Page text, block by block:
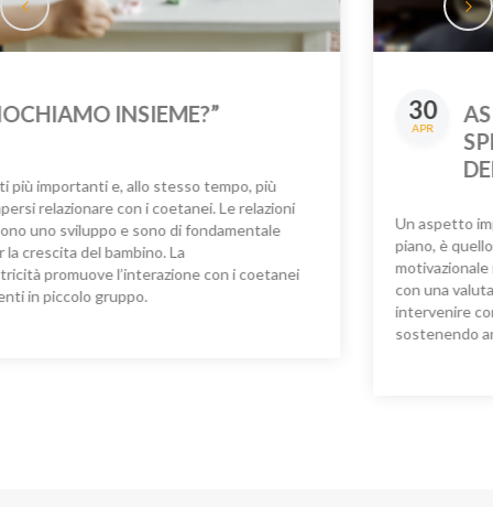
30
ASPETTI EMOTIVI E DISTURBI
Un aspetto importante, anche se talvolta messo in
piano, è quello delle implicazioni a livello emotivo e
motivazionale nei ragazzi con DSA.
E’ importante
con una valutazione precoce se si manifestano difficoltà
intervenire con un percorso mirato e individualizzato
sostenendo anche autostima e senso di efficacia.